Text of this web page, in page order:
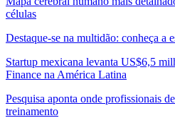
células
Destaque-se na multidão: conheça a
Startup mexicana levanta US$6,5
Finance na América Latina
Pesquisa aponta onde profissionais
treinamento